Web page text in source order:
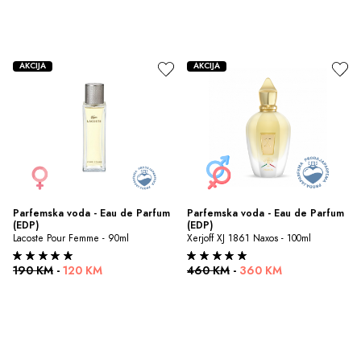
Parfemska voda - Eau de Parfum
(EDP)
Lacoste Pour Femme - 90ml
190 KM - 120 KM
AKCIJA
Parfemska voda - Eau de Parfum
(EDP)
Xerjoff XJ 1861 Naxos - 100ml
460 KM - 360 KM
AKCIJA